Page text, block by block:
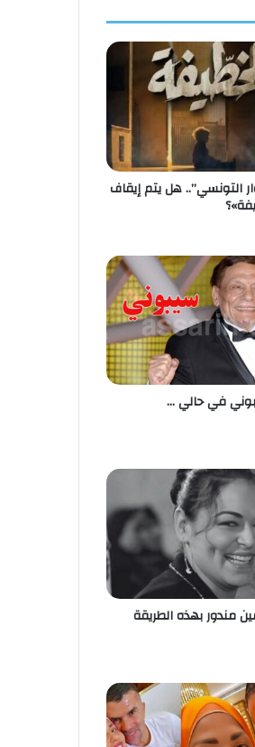
التونسي”.. هل يتم إيقاف
في حالي …
مندور بهذه الطريقة